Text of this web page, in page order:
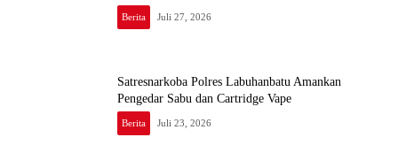
Berita Juli 27, 2026
Satresnarkoba Polres Labuhanbatu Amankan
Pengedar Sabu dan Cartridge Vape
Berita Juli 23, 2026